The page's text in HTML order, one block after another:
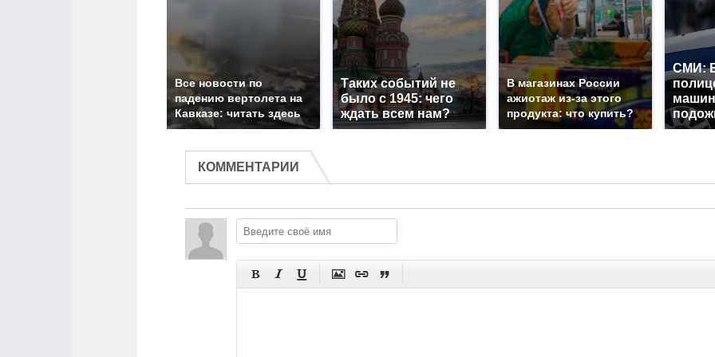
Все новости по
падению вертолета на
Кавказе: читать здесь
Таких событий не
было с 1945: чего
ждать всем нам?
В магазинах России
ажиотаж из-за этого
продукта: что купить?
СМИ:
КОММЕНТАРИИ
     